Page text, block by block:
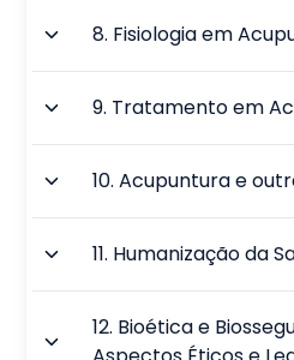
8. Fisiologia em
9. Tratamento em
10.Acupuntura e
11. Humanização da
12. Bioética e